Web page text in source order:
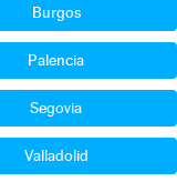
Burgos
Palencia
Segovia
Valladolid